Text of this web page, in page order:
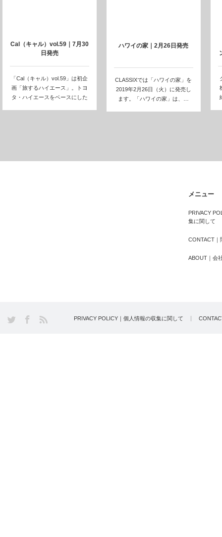
Cal（キャル）vol.59｜7月30
日発売
「Cal（キャル）vol.59」は初企
画「旅するハイエース」。トヨ
タ・ハイエースをベースにした
ハワイの家｜2月26日発売
CLASSIXでは「ハワイの家」を
2019年2月26日（火）に発売し
ます。「ハワイの家」は、…
メニュー
PRIVACY
集に関して
CONTACT｜
ABOUT｜会
PRIVACY POLICY｜個人情報の収集に関して